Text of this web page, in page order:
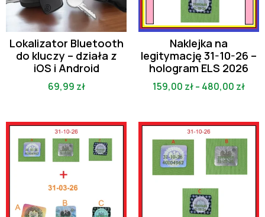
Lokalizator Bluetooth
do kluczy – działa z
iOS i Android
69,99 zł
Naklejka na
legitymację 31-10-26 –
hologram ELS 2026
159,00 zł– 480,00 zł